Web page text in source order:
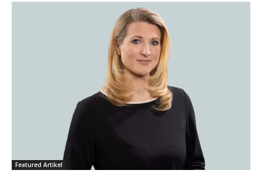
Featured Artikel